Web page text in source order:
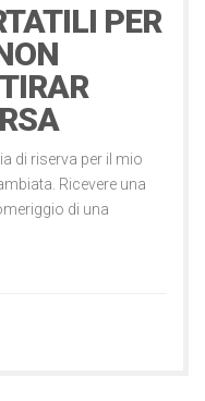
PER
di riserva per il mio
Ricevere una
di una